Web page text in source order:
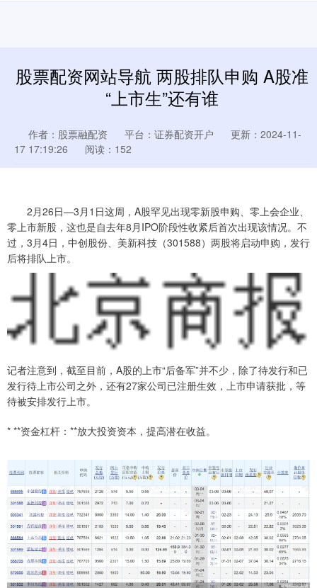
股票配资网站导航 两股排队申购 A股准
“上市生”还有谁
作者：股票融配资 平台：证券配资开户
更新：2024-11-
17 17:19:26
阅读：152
2月26日—3月1日这周，A股罕见出现零新股申购、零上会企业、
零上市新股，这也是自去年8月IPO阶段性收紧后首次出现该情况。不
过，3月4日，中创股份、美新科技（301588）两股将启动申购，发行
后将排队上市。
记者注意到，截至目前，A股的上市“后备军”并不少，除了待发行和已
发行待上市公司之外，还有27家公司已注册生效，上市申请获批，等
待被安排发行上市。
* **资金杠杆：**放大投资资本，提高潜在收益。